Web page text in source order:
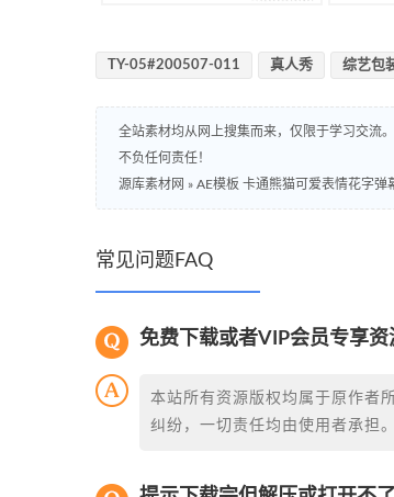
TY-05#200507-011 真人秀 综艺包
全站素材均从网上搜集而来，仅限于学习交流
不负任何责任！
源库素材网 » AE模板 卡通熊猫可爱表情花字弹
常见问题FAQ
免费下载或者VIP会员专享资
本站所有资源版权均属于原作者
纠纷，一切责任均由使用者承担